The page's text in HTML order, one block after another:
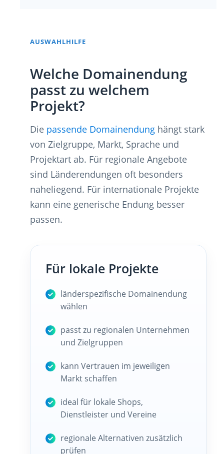
AUSWAHLHILFE
Welche Domainendung
passt zu welchem
Projekt?
Die passende Domainendung hängt stark
von Zielgruppe, Markt, Sprache und
Projektart ab. Für regionale Angebote
sind Länderendungen oft besonders
naheliegend. Für internationale Projekte
kann eine generische Endung besser
passen.
Für lokale Projekte
länderspezifische Domainendung
wählen
passt zu regionalen Unternehmen
und Zielgruppen
kann Vertrauen im jeweiligen
Markt schaffen
ideal für lokale Shops,
Dienstleister und Vereine
regionale Alternativen zusätzlich
prüfen